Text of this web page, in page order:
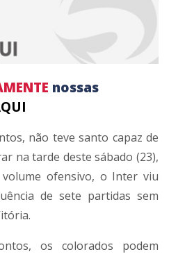
nossas
não teve santo capaz de
na tarde deste sábado (23),
ofensivo, o Inter viu
de sete partidas sem
os colorados podem